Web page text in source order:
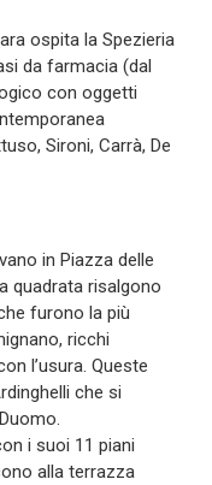
ospita la Spezieria
da farmacia (dal
con oggetti
Sironi, Carrà, De
in Piazza delle
quadrata risalgono
furono la più
ricchi
l’usura. Queste
che si
i suoi 11 piani
alla terrazza